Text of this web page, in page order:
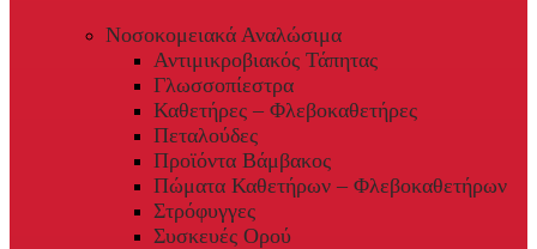
Νοσοκομειακά Αναλώσιμα
Αντιμικροβιακός Τάπητας
Γλωσσοπίεστρα
Καθετήρες – Φλεβοκαθετήρες
Πεταλούδες
Προϊόντα Βάμβακος
Πώματα Καθετήρων – Φλεβοκαθετήρων
Στρόφυγγες
Συσκευές Ορού